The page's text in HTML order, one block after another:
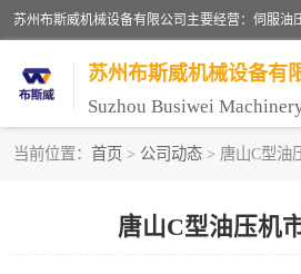
苏州布斯威机械设备有
当前位置： 首页 > 公司动态 > 唐山C型油
唐山C型油压机